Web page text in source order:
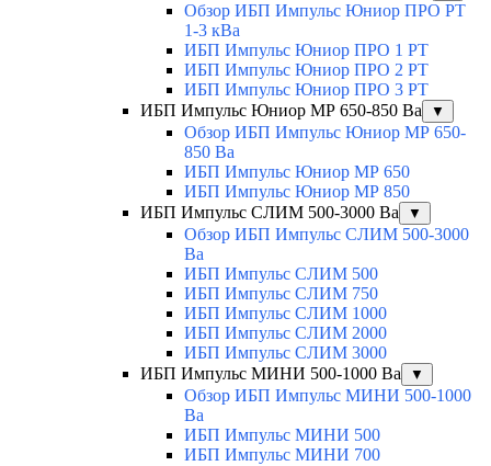
Обзор ИБП Импульс Юниор ПРО РТ
1-3 кВа
ИБП Импульс Юниор ПРО 1 РТ
ИБП Импульс Юниор ПРО 2 РТ
ИБП Импульс Юниор ПРО 3 РТ
ИБП Импульс Юниор МР 650-850 Ва
▼
Обзор ИБП Импульс Юниор МР 650-
850 Ва
ИБП Импульс Юниор МР 650
ИБП Импульс Юниор МР 850
ИБП Импульс СЛИМ 500-3000 Ва
▼
Обзор ИБП Импульс СЛИМ 500-3000
Ва
ИБП Импульс СЛИМ 500
ИБП Импульс СЛИМ 750
ИБП Импульс СЛИМ 1000
ИБП Импульс СЛИМ 2000
ИБП Импульс СЛИМ 3000
ИБП Импульс МИНИ 500-1000 Ва
▼
Обзор ИБП Импульс МИНИ 500-1000
Ва
ИБП Импульс МИНИ 500
ИБП Импульс МИНИ 700